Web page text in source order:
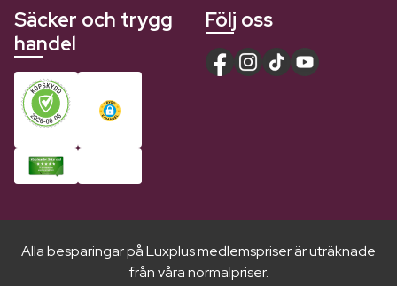
Säcker och trygg
handel
Följ oss
Alla besparingar på Luxplus medlemspriser är uträknade
från våra normalpriser.